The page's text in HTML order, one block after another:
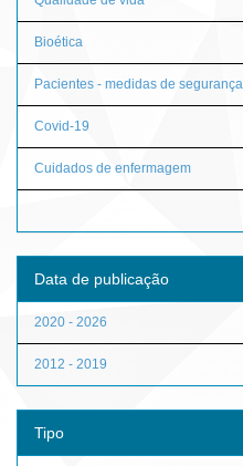
Bioética
Pacientes - medidas de segurança
Covid-19
Cuidados de enfermagem
Data de publicação
2020 - 2026
2012 - 2019
Tipo